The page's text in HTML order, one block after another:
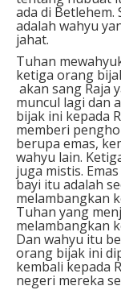
ada di Betlehem.
adalah wahyu
jahat.
Tuhan
ketiga orang
akan sang Raja
muncul lagi dan
bijak ini kepada
memberi
berupa emas,
wahyu lain.
juga mistis.
bayi itu adalah
melambangkan
Tuhan yang
melambangkan
Dan wahyu itu
orang bijak ini
kembali kepada
negeri mereka